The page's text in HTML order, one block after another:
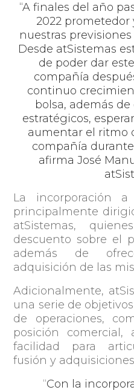
“A finales del año
2022
nuestras
Desde atSistemas
de poder dar
compañía
continuo
bolsa, además
estratégicos,
aumentar el ritmo
compañía
afirma José
La incorporación
principalmente
atSistemas,
descuento sobre el
además de
adquisición de las
Adicionalmente,
una serie de
de operaciones,
posición
facilidad para
fusión y
“Con la